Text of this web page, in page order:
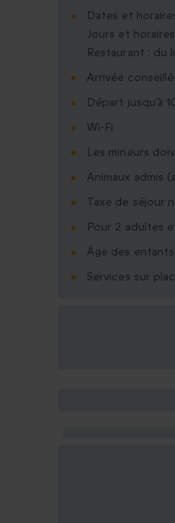
Dates et
Jours et
Restaurant : du
Arrivée
Départ jusqu’à
Wi-Fi
Les mineurs
Animaux admis
Taxe de séjour
Pour 2 adultes
Âge des enfants
Services sur